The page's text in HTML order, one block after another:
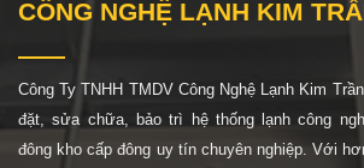
CÔNG NGHỆ LẠNH KIM
Công Ty TNHH TMDV Công Nghệ Lạnh Kim
đặt, sửa chữa, bảo trì hệ thống lạnh công
đông kho cấp đông uy tín chuyên nghiệp. Với